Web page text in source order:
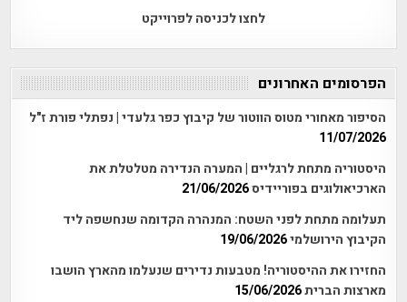
לחצו לכניסה לפרוייקט
הפרסומים האחרונים
הסיפור מאחורי מטוס הווטור של קיבוץ כפר גלעדי | נפתלי פורת ז"ל
11/07/2026
היסטוריה מתחת לרגליים | המערה הנדירה מטלטלת את
הארכיאולוגים בפוריידיס21/06/2026
תעלומה מתחת לפני השטח: המנהרה הקדומה שנחשפה ליד
הקיבוץ הירושלמי19/06/2026
החזירו את ההיסטוריה! מטבעות נדירים שנעלמו מהארץ הושבו
מארצות הברית15/06/2026